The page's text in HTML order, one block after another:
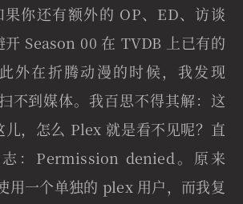
果你还有额外的 OP、ED、访谈
开 Season 00 在 TVDB 上已有的
外在折腾动漫的时候，我发现
不到媒体。我百思不得其解：这
儿，怎么 Plex 就是看不见呢？直
：Permission denied。原来
用一个单独的 plex 用户，而我复